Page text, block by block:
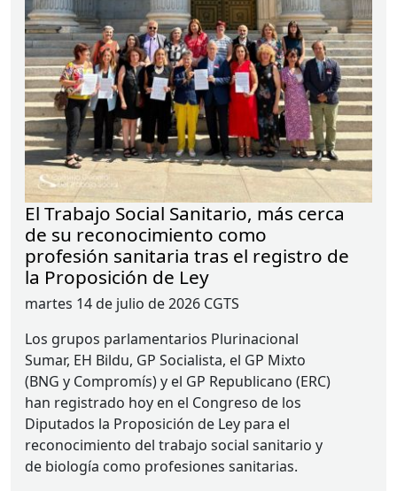
El Trabajo Social Sanitario, más cerca
de su reconocimiento como
profesión sanitaria tras el registro de
la Proposición de Ley
martes 14 de julio de 2026 CGTS
Los grupos parlamentarios Plurinacional
Sumar, EH Bildu, GP Socialista, el GP Mixto
(BNG y Compromís) y el GP Republicano (ERC)
han registrado hoy en el Congreso de los
Diputados la Proposición de Ley para el
reconocimiento del trabajo social sanitario y
de biología como profesiones sanitarias.